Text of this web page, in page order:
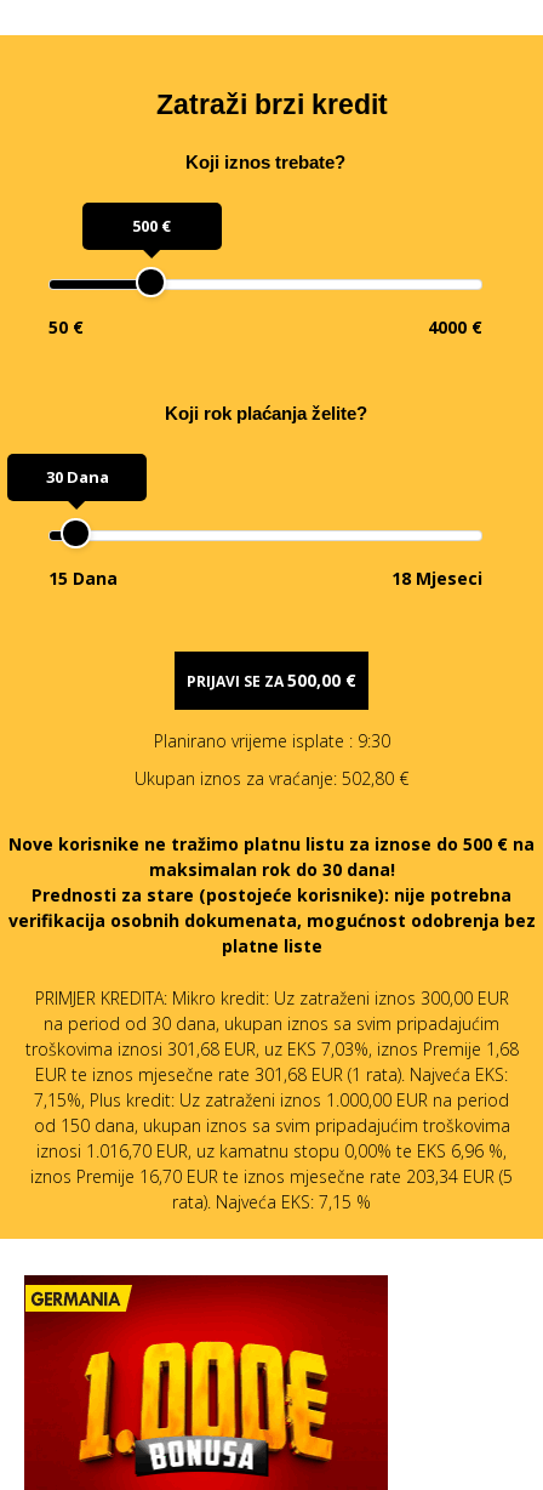
Zatraži brzi kredit
Koji iznos trebate?
500 €
50 € 4000 €
Koji rok plaćanja želite?
30 Dana
15 Dana 18 Mjeseci
PRIJAVI SE ZA500,00 €
Planirano vrijeme isplate : 9:30
Ukupan iznos za vraćanje: 502,80 €
Nove korisnike ne tražimo platnu listu za iznose do 500 € na
maksimalan rok do 30 dana!
Prednosti za stare (postojeće korisnike): nije potrebna
verifikacija osobnih dokumenata, mogućnost odobrenja bez
platne liste
PRIMJER KREDITA: Mikro kredit: Uz zatraženi iznos 300,00 EUR
na period od 30 dana, ukupan iznos sa svim pripadajućim
troškovima iznosi 301,68 EUR, uz EKS 7,03%, iznos Premije 1,68
EUR te iznos mjesečne rate 301,68 EUR (1 rata). Najveća EKS:
7,15%, Plus kredit: Uz zatraženi iznos 1.000,00 EUR na period
od 150 dana, ukupan iznos sa svim pripadajućim troškovima
iznosi 1.016,70 EUR, uz kamatnu stopu 0,00% te EKS 6,96 %,
iznos Premije 16,70 EUR te iznos mjesečne rate 203,34 EUR (5
rata). Najveća EKS: 7,15 %